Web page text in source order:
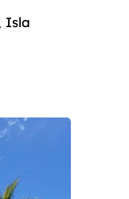
Isla
y
del